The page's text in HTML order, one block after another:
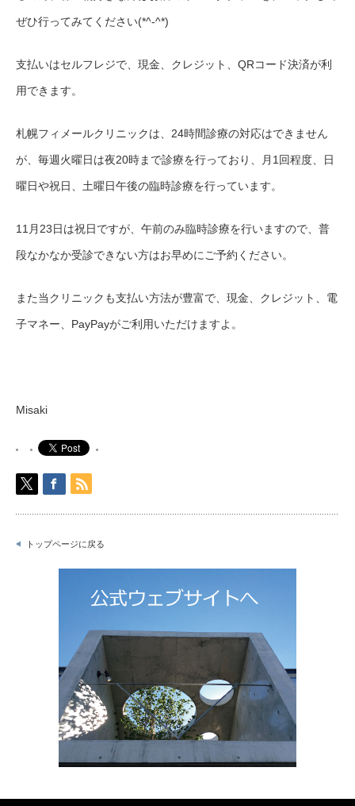
ぜひ行ってみてください(*^-^*)
支払いはセルフレジで、現金、クレジット、QRコード決済が利
用できます。
札幌フィメールクリニックは、24時間診療の対応はできません
が、毎週火曜日は夜20時まで診療を行っており、月1回程度、日
曜日や祝日、土曜日午後の臨時診療を行っています。
11月23日は祝日ですが、午前のみ臨時診療を行いますので、普
段なかなか受診できない方はお早めにご予約ください。
また当クリニックも支払い方法が豊富で、現金、クレジット、電
子マネー、PayPayがご利用いただけますよ。
Misaki
トップページに戻る